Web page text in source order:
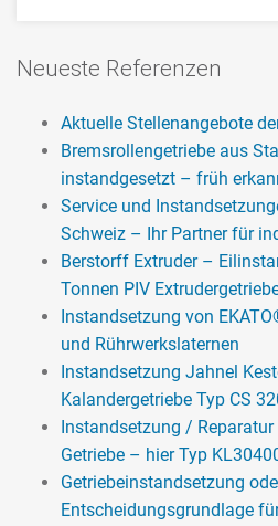
Revision eines
Revision eines Flender DMGH
aus der Zementindustrie >>
Neueste Referenzen
Aktuelle Stellenangebote
Bremsrollengetriebe aus
instandgesetzt – früh
Service und
Schweiz – Ihr Partner für
Berstorff Extruder –
Tonnen PIV
Instandsetzung von
und Rührwerkslaternen
Instandsetzung Jahnel
Kalandergetriebe Typ CS
Instandsetzung /
Getriebe – hier Typ
Getriebeinstandsetzung
Entscheidungsgrundlage